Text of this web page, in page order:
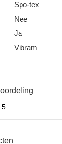
Spo-tex
Nee
Ja
Vibram
5